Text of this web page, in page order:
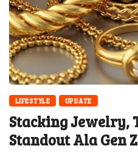
LIFESTYLE UPDATE
Stacking Jewelry,
Standout Ala Gen Z